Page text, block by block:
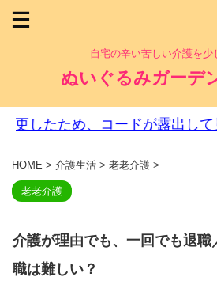
自宅の辛い苦しい介護を少
ぬいぐるみガーデ
め、コードが露出して見にく
HOME > 介護生活 > 老老介護 >
老老介護
介護が理由でも、一回でも退
職は難しい？